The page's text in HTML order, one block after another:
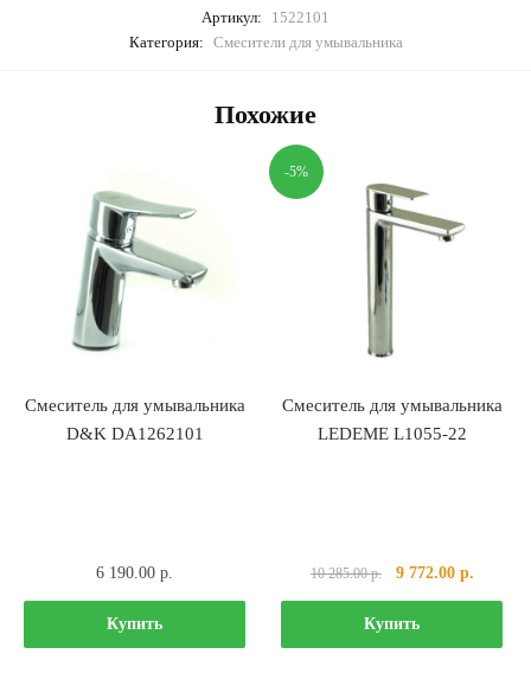
Артикул:
1522101
Категория: Смесители для умывальника
Похожие
Смеситель для умывальника
D&K DA1262101
6 190.00р.
Купить
-5%
Смеситель для умывальника
LEDEME L1055-22
10 285.00р.
Первоначальная
цена
составляла
10
9 772.00 р.
цена:
772.00
Купить